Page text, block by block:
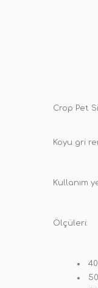
Crop Pet
Koyu gri
Kullanım
Ölçüleri: